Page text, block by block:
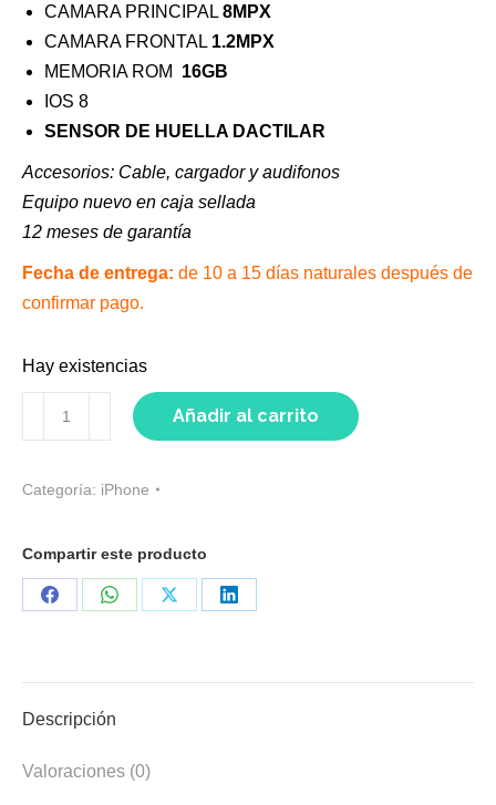
CAMARA PRINCIPAL 8MPX
CAMARA FRONTAL 1.2MPX
MEMORIA ROM
16GB
IOS 8
SENSOR DE HUELLA DACTILAR
Accesorios: Cable, cargador y audifonos
Equipo nuevo en caja sellada
12 meses de garantía
Fecha de entrega: de 10 a 15 días naturales después de
confirmar pago.
Hay existencias
6
SILVER
cantidad
Añadir al carrito
Categoría: iPhone
Compartir este producto
Share
Share
Share
Share
Descripción
Valoraciones (0)